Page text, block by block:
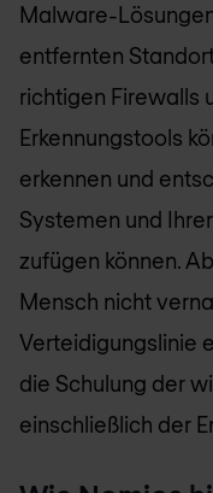
Malware-
entfernten
richtigen Firewalls
Erkennungstools
erkennen und
Systemen und
zufügen können.
Mensch nicht
Verteidigungslinie
die Schulung der
einschließlich der